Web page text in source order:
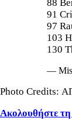
88
91
97
103
130
—
Photo Credits:
Ακολουθήστε